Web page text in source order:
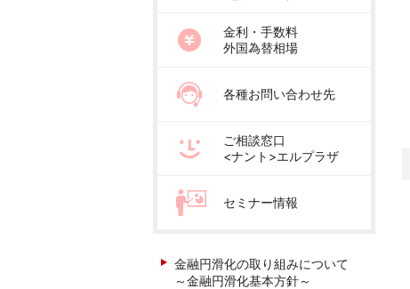
金利・手数料
外国為替相場
各種お問い合わせ先
ご相談窓口
<ナント>エルプラザ
セミナー情報
金融円滑化の取り組みについて
～金融円滑化基本方針～